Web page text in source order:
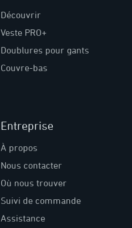
Découvrir
Veste PRO+
Doublures pour gants
Couvre-bas
Entreprise
À propos
Nous contacter
Où nous trouver
Suivi de commande
Assistance